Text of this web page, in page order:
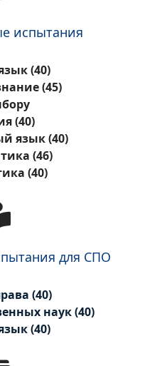
испытания
(40)
(45)
(40)
язык (40)
(46)
(40)
для СПО
(40)
наук (40)
(40)